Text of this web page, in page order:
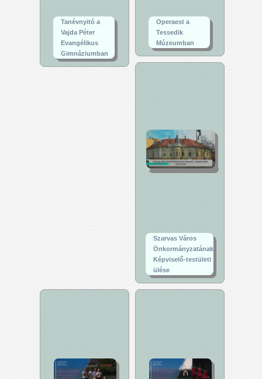
Tanévnyitó a
Vajda Péter
Evangélikus
Gimnáziumban
Operaest a
Tessedik
Múzeumban
Szarvas Város
Önkormányzatának
Képviselő-testületi
ülése